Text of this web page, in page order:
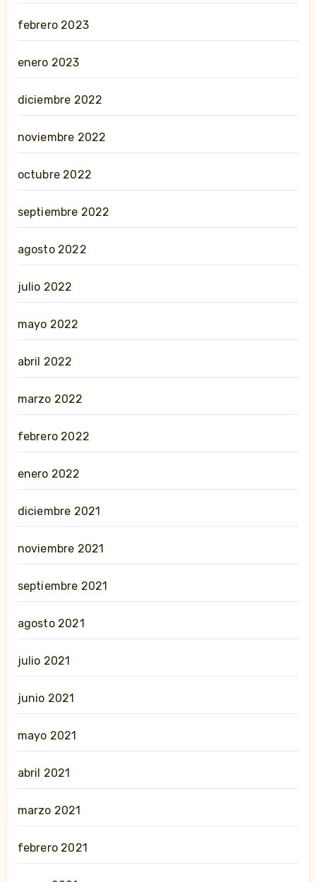
febrero 2023
enero 2023
diciembre 2022
noviembre 2022
octubre 2022
septiembre 2022
agosto 2022
julio 2022
mayo 2022
abril 2022
marzo 2022
febrero 2022
enero 2022
diciembre 2021
noviembre 2021
septiembre 2021
agosto 2021
julio 2021
junio 2021
mayo 2021
abril 2021
marzo 2021
febrero 2021